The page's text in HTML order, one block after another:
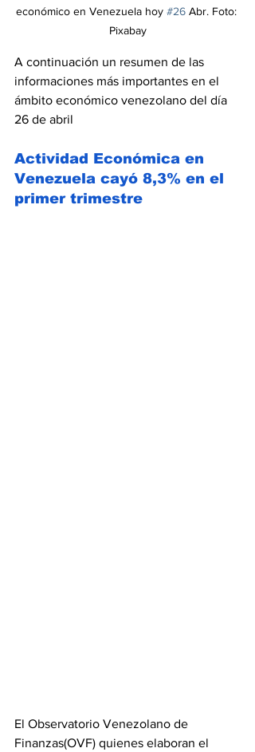
económico en Venezuela hoy #26 Abr. Foto:
Pixabay
A continuación un resumen de las
informaciones más importantes en el
ámbito económico venezolano del día
26 de abril
Actividad Económica en
Venezuela cayó 8,3% en el
primer trimestre
El Observatorio Venezolano de
Finanzas(OVF) quienes elaboran el